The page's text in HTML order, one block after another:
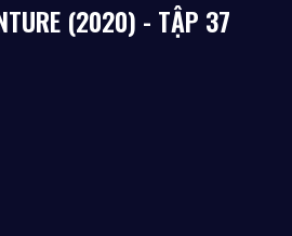
(2020) - TẬP 37